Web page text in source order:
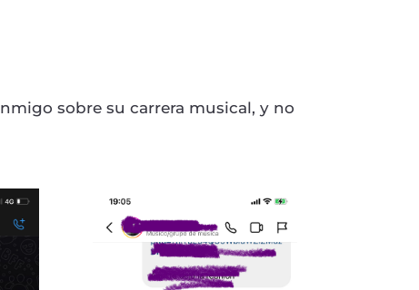
sobre su carrera musical, y no